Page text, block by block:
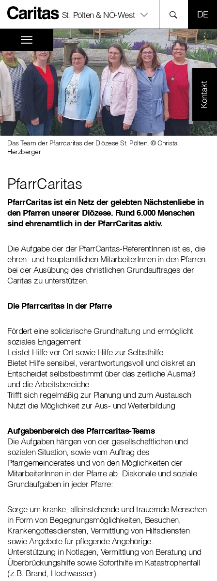
St. Pölten & NÖ-West
Kontakt
Das Team der Pfarrcaritas der Diözese St. Pölten. © Christa
Herzberger
PfarrCaritas
PfarrCaritas ist ein Netz der gelebten Nächstenliebe in
den Pfarren unserer Diözese. Rund 6.000 Menschen
sind ehrenamtlich in der PfarrCaritas aktiv.
Die Aufgabe der der PfarrCaritas-ReferentInnen ist es, die
ehren- und hauptamtlichen MitarbeiterInnen in den Pfarren
bei der Ausübung des christlichen Grundauftrages der
Caritas zu unterstützen.
Die Pfarrcaritas in der Pfarre
Fördert eine solidarische Grundhaltung und ermöglicht
soziales Engagement
Leistet Hilfe vor Ort sowie Hilfe zur Selbsthilfe
Bietet Hilfe sensibel, verantwortungsvoll und diskret an
Entscheidet selbstbestimmt über das zeitliche Ausmaß
und die Arbeitsbereiche
Trifft sich regelmäßig zur Planung und zum Austausch
Nutzt die Möglichkeit zur Aus- und Weiterbildung
Aufgabenbereich des Pfarrcaritas-Teams
Die Aufgaben hängen von der gesellschaftlichen und
sozialen Situation, sowie vom Auftrag des
Pfarrgemeinderates und von den Möglichkeiten der
MitarbeiterInnen in der Pfarre ab. Diakonale und soziale
Grundaufgaben in jeder Pfarre:
Sorge um kranke, alleinstehende und trauernde Menschen
in Form von Begegnungsmöglichkeiten, Besuchen,
Krankengottesdiensten, Vermittlung von Hilfsdiensten
sowie Angebote für pflegende Angehörige.
Unterstützung in Notlagen, Vermittlung von Beratung und
Überbrückungshilfe sowie Soforthilfe im Katastrophenfall
(z.B. Brand, Hochwasser).